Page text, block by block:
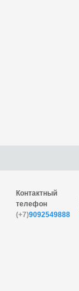
Контактный
телефон
(+7)9092549888